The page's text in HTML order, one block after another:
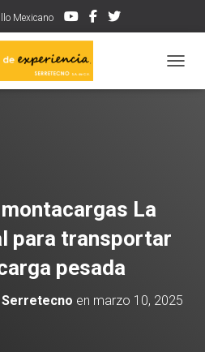
Mexicano
La
para transportar
pesada
en marzo 10, 2025